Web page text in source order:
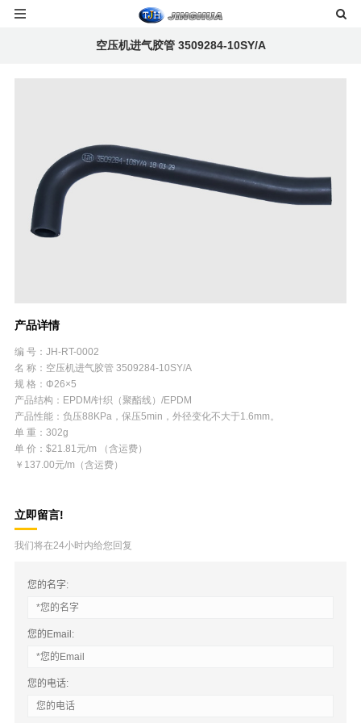
空压机进气胶管 3509284-10SY/A
产品详情
编 号：JH-RT-0002
名 称：空压机进气胶管 3509284-10SY/A
规 格：Φ26×5
产品结构：EPDM/针织（聚酯线）/EPDM
产品性能：负压88KPa，保压5min，外径变化不大于1.6mm。
单 重：302g
单 价：$21.81元/m （含运费）
￥137.00元/m（含运费）
立即留言!
我们将在24小时内给您回复
您的名字:
您的Email:
您的电话: